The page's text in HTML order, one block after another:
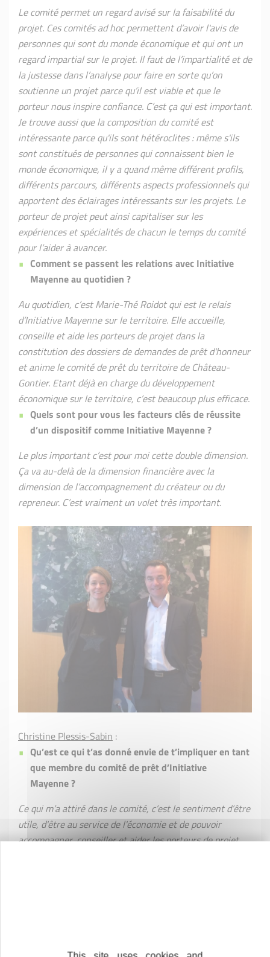
Le comité permet un regard avisé sur la faisabilité du
projet. Ces comités ad hoc permettent d’avoir l'avis de
personnes qui sont du monde économique et qui ont un
regard impartial sur le projet. Il faut de l’impartialité et de
la justesse dans l’analyse pour faire en sorte qu’on
soutienne un projet parce qu’il est viable et que le
porteur nous inspire confiance. C’est ça qui est important.
Je trouve aussi que la composition du comité est
intéressante parce qu'ils sont hétéroclites : même s'ils
sont constitués de personnes qui connaissent bien le
monde économique, il y a quand même différent profils,
différents parcours, différents aspects professionnels qui
apportent des éclairages intéressants sur les projets. Le
porteur de projet peut ainsi capitaliser sur les
expériences et spécialités de chacun le temps du comité
pour l’aider à avancer.
Comment se passent les relations avec Initiative
Mayenne au quotidien ?
Au quotidien, c’est Marie-Thé Roidot qui est le relais
d’Initiative Mayenne sur le territoire. Elle accueille,
conseille et aide les porteurs de projet dans la
constitution des dossiers de demandes de prêt d'honneur
et anime le comité de prêt du territoire de Château-
Gontier. Etant déjà en charge du développement
économique sur le territoire, c’est beaucoup plus efficace.
Quels sont pour vous les facteurs clés de réussite
d’un dispositif comme Initiative Mayenne ?
Le plus important c’est pour moi cette double dimension.
Ça va au-delà de la dimension financière avec la
dimension de l’accompagnement du créateur ou du
repreneur. C’est vraiment un volet très important.
Christine Plessis-Sabin :
Qu’est ce qui t’as donné envie de t’impliquer en tant
que membre du comité de prêt d’Initiative
Mayenne ?
Ce qui m’a attiré dans le comité, c’est le sentiment d’être
utile, d'être au service de l'économie et de pouvoir
accompagner, conseiller et aider les porteurs de projet